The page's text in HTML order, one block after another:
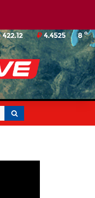
8o
422.12 4.4525